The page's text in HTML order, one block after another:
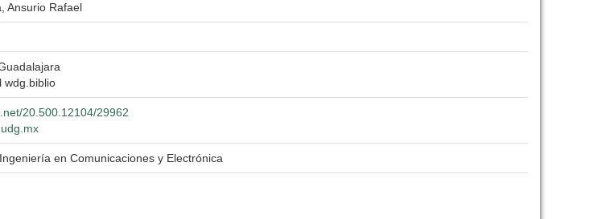
Ansurio Rafael
wdg.biblio
20.500.12104/29962
en Comunicaciones y Electrónica